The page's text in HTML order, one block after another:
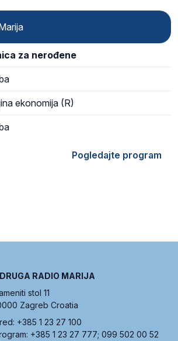
za nerođene
ekonomija (R)
Pogledajte program
RADIO MARIJA
stol 11
Zagreb Croatia
+385 1 23 27 100
+385 1 23 27 777; 099 502 00 52